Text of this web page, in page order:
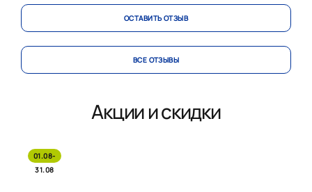
ОСТАВИТЬ ОТЗЫВ
ВСЕ ОТЗЫВЫ
Акции и скидки
01.08-
31.08